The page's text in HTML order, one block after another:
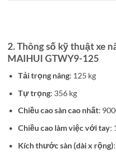
2. Thông số kỹ thuật xe
MAIHUI GTWY9-125
Tải trọng nâng: 125 kg
Tự trọng: 356 kg
Chiều cao sàn cao nhất:
Chiều cao làm việc với tay:
Kích thước sàn (dài x rộng)